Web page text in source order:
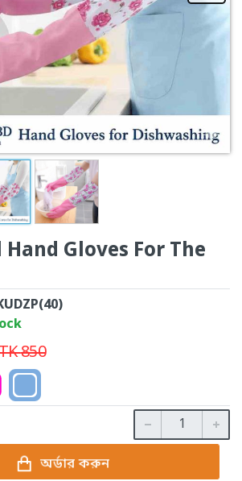
Gloves For The
850
অর্ডার করুন